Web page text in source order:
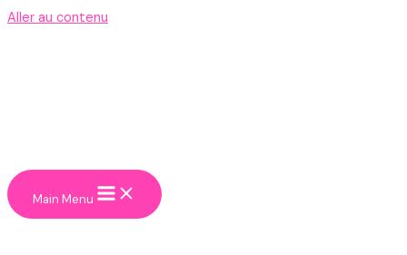
Aller au contenu
Main Menu